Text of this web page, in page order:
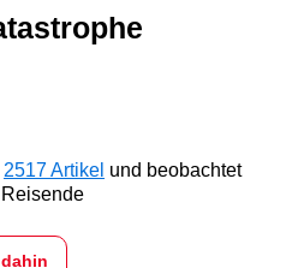
2517 Artikel und beobachtet